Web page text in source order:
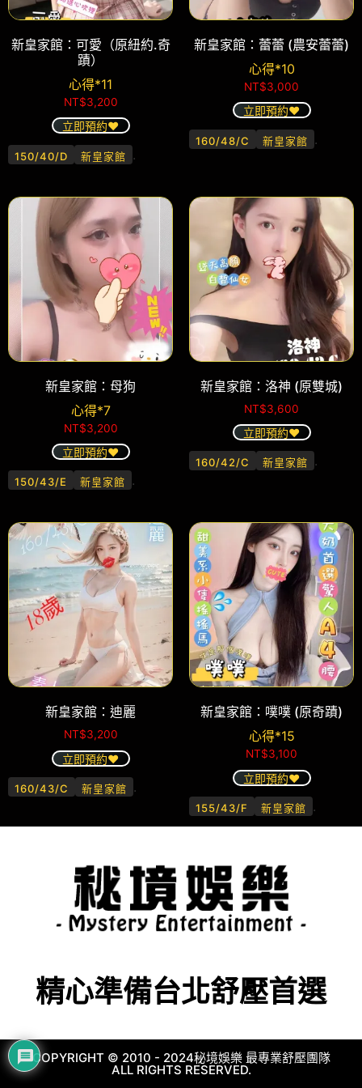
新皇家館：可愛（原紐約.奇
蹟）
心得*11
NT$3,200
立即預約❤️
150/40/D 新皇家館 .
新皇家館：蕾蕾 (農安蕾蕾)
心得*10
NT$3,000
立即預約❤️
160/48/C 新皇家館 .
新皇家館：母狗
心得*7
NT$3,200
立即預約❤️
150/43/E 新皇家館 .
新皇家館：洛神 (原雙城)
NT$3,600
立即預約❤️
160/42/C 新皇家館 .
新皇家館：迪麗
NT$3,200
立即預約❤️
160/43/C 新皇家館 .
新皇家館：噗噗 (原奇蹟)
心得*15
NT$3,100
立即預約❤️
155/43/F 新皇家館 .
精心準備台北舒壓首選
COPYRIGHT © 2010 - 2024秘境娛樂 最專業舒壓團隊
ALL RIGHTS RESERVED.